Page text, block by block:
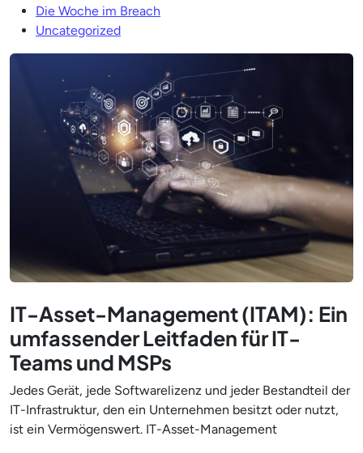
Die Woche im Breach
Uncategorized
IT-Asset-Management (ITAM): Ein
umfassender Leitfaden für IT-
Teams und MSPs
Jedes Gerät, jede Softwarelizenz und jeder Bestandteil der
IT-Infrastruktur, den ein Unternehmen besitzt oder nutzt,
ist ein Vermögenswert. IT-Asset-Management